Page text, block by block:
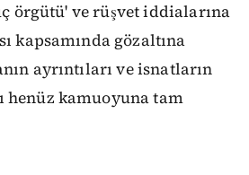
örgütü' ve rüşvet iddialarına
kapsamında gözaltına
ayrıntıları ve isnatların
henüz kamuoyuna tam